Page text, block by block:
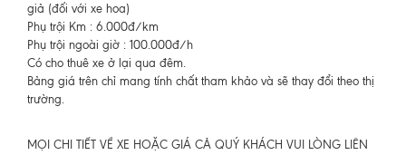
giả (đối với xe hoa)
Phụ trội Km : 6.000đ/km
Phụ trội ngoài giờ : 100.000đ/h
Có cho thuê xe ở lại qua đêm.
Bảng giá trên chỉ mang tính chất tham khảo và sẽ thay đổi theo thị
trường.
MỌI CHI TIẾT VỀ XE HOẶC GIÁ CẢ QUÝ KHÁCH VUI LÒNG LIÊN